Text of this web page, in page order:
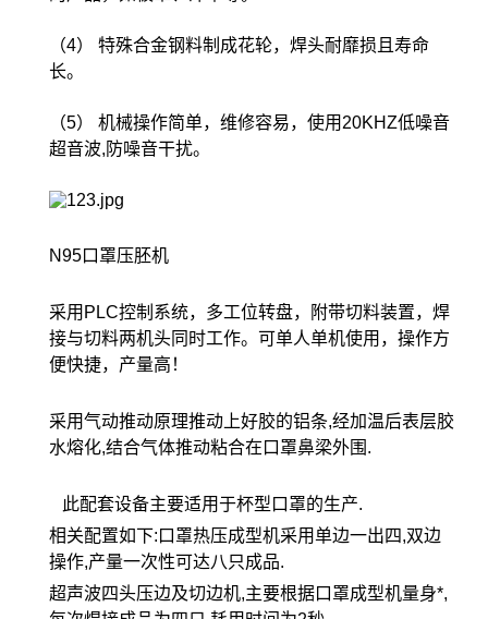
（4） 特殊合金钢料制成花轮，焊头耐靡损且寿命
长。
（5） 机械操作简单，维修容易，使用20KHZ低噪音
超音波,防噪音干扰。
N95口罩压胚机
采用PLC控制系统，多工位转盘，附带切料装置，焊
接与切料两机头同时工作。可单人单机使用，操作方
便快捷，产量高！
采用气动推动原理推动上好胶的铝条,经加温后表层胶
水熔化,结合气体推动粘合在口罩鼻梁外围.
此配套设备主要适用于杯型口罩的生产.
相关配置如下:口罩热压成型机采用单边一出四,双边
操作,产量一次性可达八只成品.
超声波四头压边及切边机,主要根据口罩成型机量身*,